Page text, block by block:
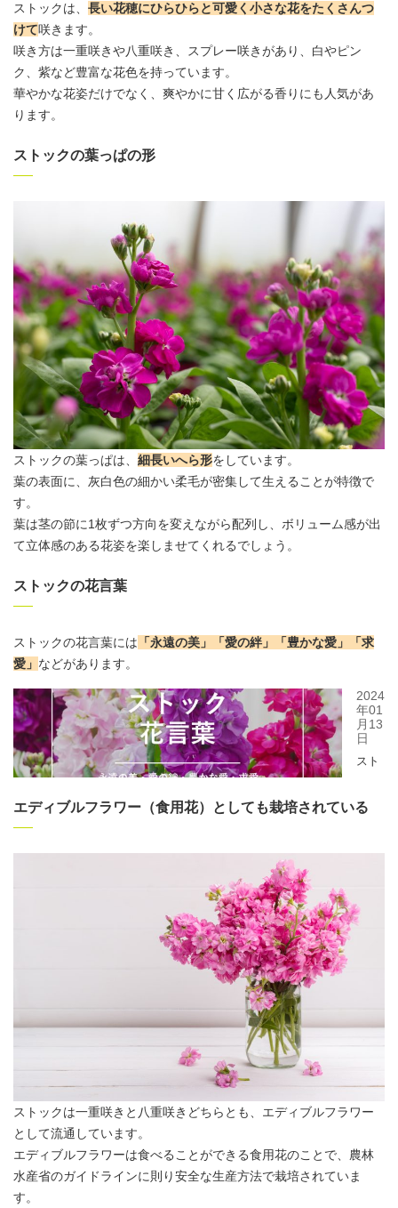
ストックは、 長い花穂にひらひらと可愛く小さな花をたくさんつ
けて咲きます。
咲き方は一重咲きや八重咲き、スプレー咲きがあり、白やピン
ク、紫など豊富な花色を持っています。
華やかな花姿だけでなく、爽やかに甘く広がる香りにも人気があ
ります。
ストックの葉っぱの形
ストックの葉っぱは、 細長いへら形をしています。
葉の表面に、灰白色の細かい柔毛が密集して生えることが特徴で
す。
葉は茎の節に1枚ずつ方向を変えながら配列し、ボリューム感が出
て立体感のある花姿を楽しませてくれるでしょう。
ストックの花言葉
ストックの花言葉には 「永遠の美」「愛の絆」「豊かな愛」「求
愛」 などがあります。
エディブルフラワー（食用花）としても栽培されている
ストックは一重咲きと八重咲きどちらとも、エディブルフラワー
として流通しています。
エディブルフラワーは食べることができる食用花のことで、農林
水産省のガイドラインに則り安全な生産方法で栽培されていま
す。